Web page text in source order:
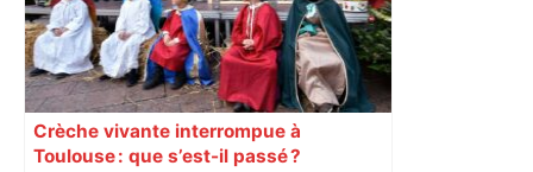
Crèche vivante interrompue à
Toulouse : que s’est-il passé ?